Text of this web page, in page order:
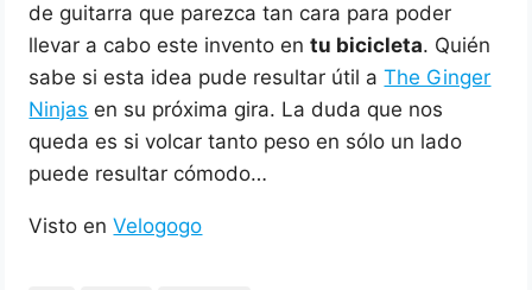
de guitarra que parezca tan cara para poder
llevar a cabo este invento entu bicicleta. Quién
sabe si esta idea pude resultar útil aThe Ginger
Ninjas en su próxima gira. La duda que nos
queda es si volcar tanto peso en sólo un lado
puede resultar cómodo…
Visto enVelogogo